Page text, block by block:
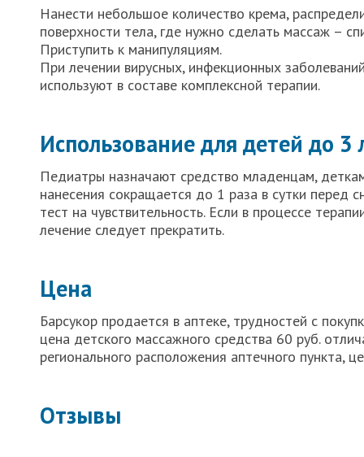
Нанести небольшое количество крема,
поверхности тела, где нужно сделать массаж –
Приступить к манипуляциям.
При лечении вирусных, инфекционных
используют в составе комплексной терапии.
Использование для детей до 3
Педиатры назначают средство младенцам,
нанесения сокращается до 1 раза в сутки перед
тест на чувствительность. Если в процессе
лечение следует прекратить.
Цена
Барсукор продается в аптеке, трудностей с
цена детского массажного средства 60 руб.
регионального расположения аптечного пункта,
Отзывы